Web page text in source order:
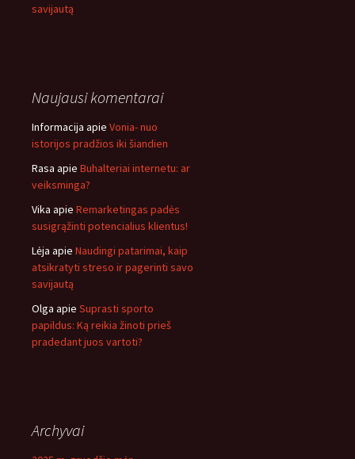
savijautą
Naujausi komentarai
Informacija apie Vonia- nuo
istorijos pradžios iki šiandien
Rasa apie Buhalteriai internetu: ar
veiksminga?
Vika apie Remarketingas padės
susigrąžinti potencialius klientus!
Lėja apie Naudingi patarimai, kaip
atsikratyti streso ir pagerinti savo
savijautą
Olga apie Suprasti sporto
papildus: Ką reikia žinoti prieš
pradedant juos vartoti?
Archyvai